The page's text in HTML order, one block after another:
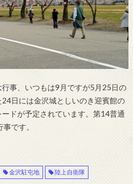
事、いつもは9月ですが5月25日の
日には金沢城としいのき迎賓館の
ドが予定されています。第14普通
です。
金沢駐屯地 陸上自衛隊